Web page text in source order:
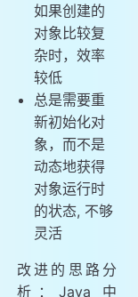
如果创建的
对象比较复
杂时，效率
较低
总是需要重
新初始化对
象，而不是
动态地获得
对象运行时
的状态, 不够
灵活
改进的思路分
析：Java 中